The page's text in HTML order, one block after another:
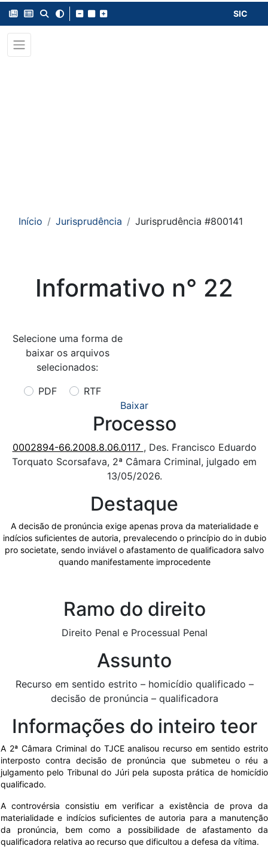
SIC
Início Jurisprudência Jurisprudência #800141
Informativo n° 22
Selecione uma forma de
baixar os arquivos
selecionados:
PDF
RTF
Baixar
Processo
0002894-66.2008.8.06.0117 , Des. Francisco Eduardo
Torquato Scorsafava, 2ª Câmara Criminal, julgado em
13/05/2026.
Destaque
A decisão de pronúncia exige apenas prova da materialidade e
indícios suficientes de autoria, prevalecendo o princípio do in dubio
pro societate, sendo inviável o afastamento de qualificadora salvo
quando manifestamente improcedente
Ramo do direito
Direito Penal e Processual Penal
Assunto
Recurso em sentido estrito – homicídio qualificado –
decisão de pronúncia – qualificadora
Informações do inteiro teor
A 2ª Câmara Criminal do TJCE analisou recurso em sentido estrito
interposto contra decisão de pronúncia que submeteu o réu a
julgamento pelo Tribunal do Júri pela suposta prática de homicídio
qualificado.
A controvérsia consistiu em verificar a existência de prova da
materialidade e indícios suficientes de autoria para a manutenção
da pronúncia, bem como a possibilidade de afastamento da
qualificadora relativa ao recurso que dificultou a defesa da vítima.